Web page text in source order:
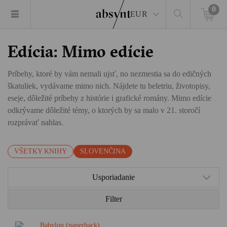
EUR
0
Edícia: Mimo edície
Príbehy, ktoré by vám nemali ujsť, no nezmestia sa do edičných
škatuliek, vydávame mimo nich. Nájdete tu beletriu, životopisy,
eseje, dôležité príbehy z histórie i grafické romány. Mimo edície
odkrývame dôležité témy, o ktorých by sa malo v 21. storočí
rozprávať nahlas.
VŠETKY KNIHY SLOVENČINA
Usporiadanie
Filter